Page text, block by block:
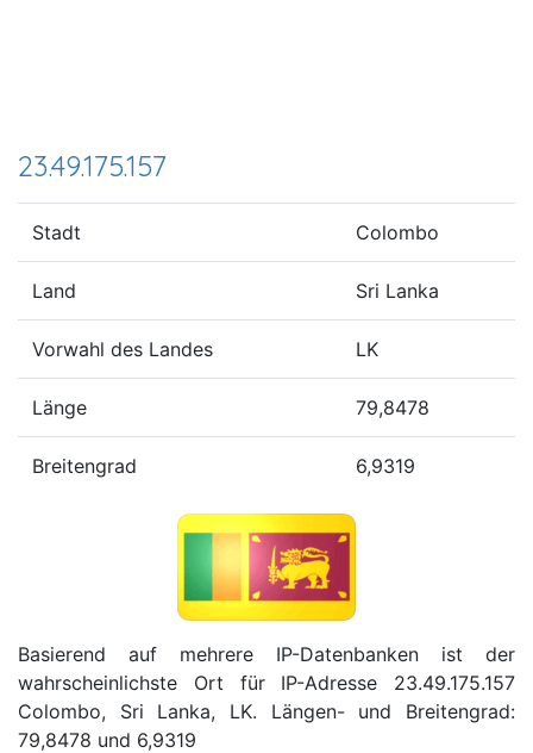
23.49.175.157
Stadt Colombo
Land Sri Lanka
Vorwahl des Landes LK
Länge 79,8478
Breitengrad 6,9319
Basierend auf mehrere IP-Datenbanken ist der
wahrscheinlichste Ort für IP-Adresse 23.49.175.157
Colombo, Sri Lanka, LK. Längen- und Breitengrad:
79,8478 und 6,9319